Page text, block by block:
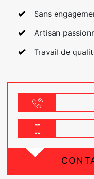
Sans
Artisan
Travail de